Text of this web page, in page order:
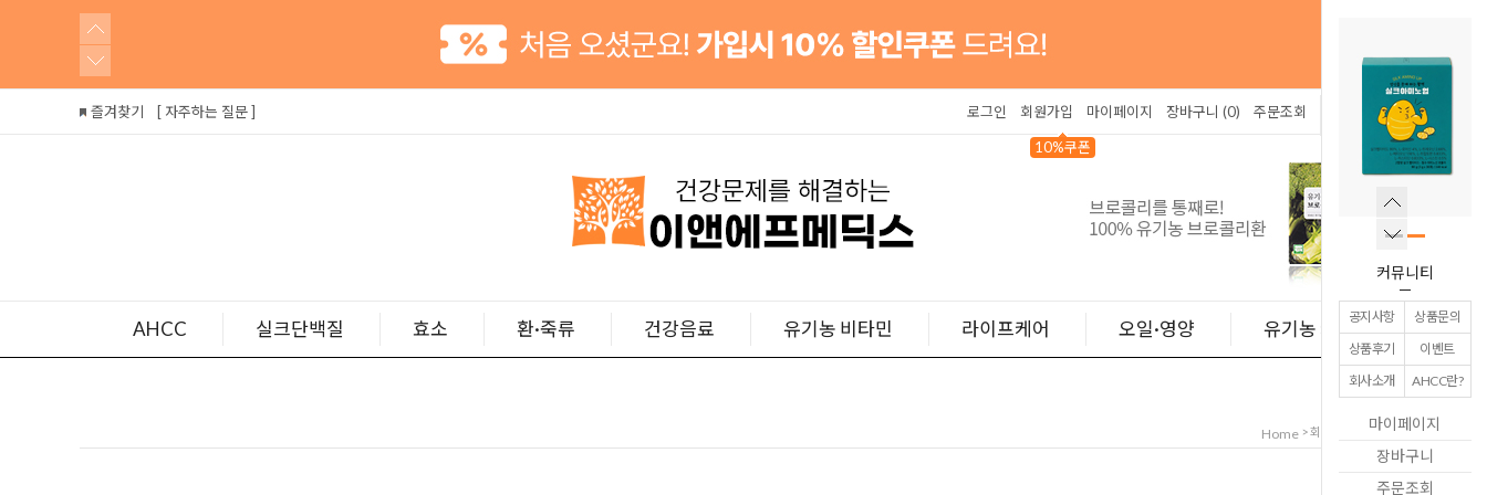
커뮤니티
공지사항
상품문의
상품후기
이벤트
회사소개
AHCC란?
마이페이지
장바구니
주문조회
즐겨찾기 [ 자주하는 질문 ] 로그인
회원가입
10%쿠폰
마이페이지 장바구니 (0) 주문조회
AHCC 실크단백질 효소 환·죽류 건강음료 유기농 비타민 라이프케어 오일·영양 유기농 커피
Home > 회원서비스 > Login